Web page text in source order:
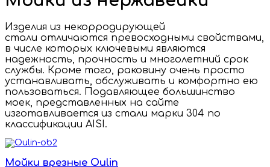
Изделия из некорродирующей
стали отличаются превосходными свойствами,
в числе которых ключевыми являются
надежность, прочность и многолетний срок
службы. Кроме того, раковину очень просто
устанавливать, обслуживать и комфортно ею
пользоваться. Подавляющее большинство
моек, представленных на сайте
изготавливается из стали марки 304 по
классификации AISI.
Мойки врезные Oulin